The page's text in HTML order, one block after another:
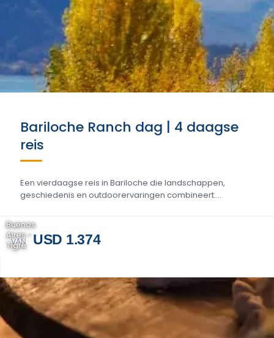
Bariloche Ranch dag | 4 daagse
reis
Een vierdaagse reis in Bariloche die landschappen,
geschiedenis en outdoorervaringen combineert....
VAN USD 1.374
Buenos
Aires -
Tigre